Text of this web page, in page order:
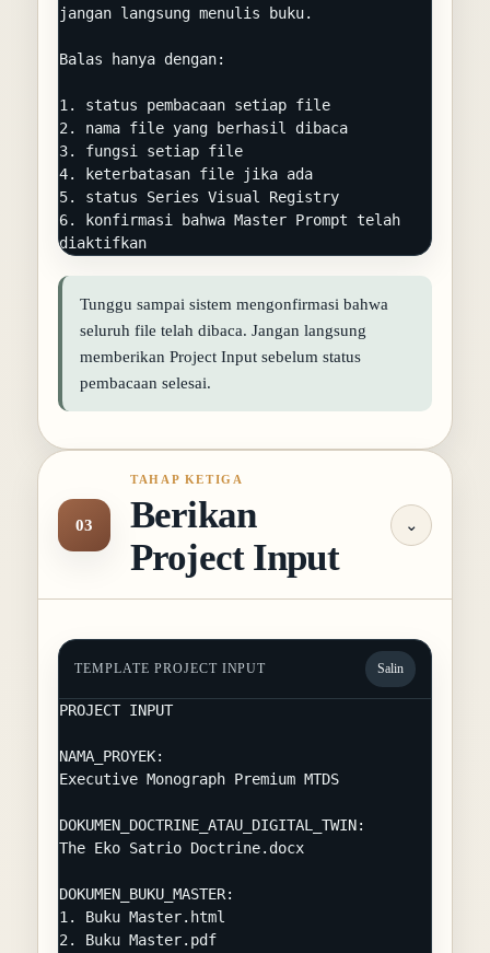
jangan langsung menulis buku.
Balas hanya dengan:
1. status pembacaan setiap file
2. nama file yang berhasil dibaca
3. fungsi setiap file
4. keterbatasan file jika ada
5. status Series Visual Registry
6. konfirmasi bahwa Master Prompt telah
diaktifkan
Tunggu sampai sistem mengonfirmasi bahwa
seluruh file telah dibaca. Jangan langsung
memberikan Project Input sebelum status
pembacaan selesai.
03
TAHAP KETIGA
Berikan
Project Input
⌄
TEMPLATE PROJECT INPUT Salin
PROJECT INPUT
NAMA_PROYEK:
Executive Monograph Premium MTDS
DOKUMEN_DOCTRINE_ATAU_DIGITAL_TWIN:
The Eko Satrio Doctrine.docx
DOKUMEN_BUKU_MASTER:
1. Buku Master.html
2. Buku Master.pdf